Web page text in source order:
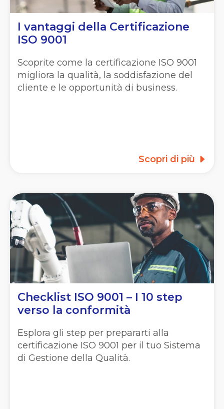
I vantaggi della Certificazione
ISO 9001
Scoprite come la certificazione ISO 9001
migliora la qualità, la soddisfazione del
cliente e le opportunità di business.
Scopri di più
Checklist ISO 9001 – I 10 step
verso la conformità
Esplora gli step per prepararti alla
certificazione ISO 9001 per il tuo Sistema
di Gestione della Qualità.